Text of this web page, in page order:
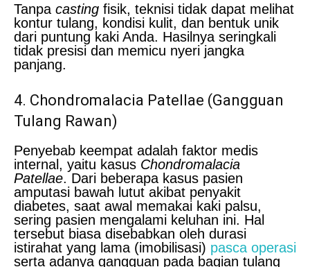
Tanpa casting fisik, teknisi tidak dapat melihat
kontur tulang, kondisi kulit, dan bentuk unik
dari puntung kaki Anda. Hasilnya seringkali
tidak presisi dan memicu nyeri jangka
panjang.
4. Chondromalacia Patellae (Gangguan
Tulang Rawan)
Penyebab keempat adalah faktor medis
internal, yaitu kasus Chondromalacia
Patellae. Dari beberapa kasus pasien
amputasi bawah lutut akibat penyakit
diabetes, saat awal memakai kaki palsu,
sering pasien mengalami keluhan ini. Hal
tersebut biasa disebabkan oleh durasi
istirahat yang lama (imobilisasi) pasca operasi
serta adanya gangguan pada bagian tulang